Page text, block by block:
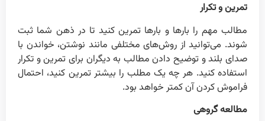
تمرین و تکرار
مطالب مهم را بارها و بارها تمرین کنید تا در ذهن شما ثبت
شوند. می‌توانید از روش‌های مختلفی مانند نوشتن، خواندن با
صدای بلند و توضیح دادن مطالب به دیگران برای تمرین و تکرار
استفاده کنید. هر چه یک مطلب را بیشتر تمرین کنید، احتمال
فراموش کردن آن کمتر خواهد بود.
مطالعه گروهی